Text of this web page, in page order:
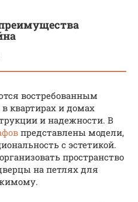
востребованным
квартирах и домах
и надежности. В
представлены модели,
с эстетикой.
пространство
на петлях для